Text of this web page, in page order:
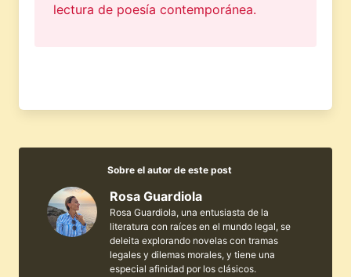
lectura de poesía contemporánea.
Sobre el autor de este post
Rosa Guardiola
Rosa Guardiola, una entusiasta de la
literatura con raíces en el mundo legal, se
deleita explorando novelas con tramas
legales y dilemas morales, y tiene una
especial afinidad por los clásicos.